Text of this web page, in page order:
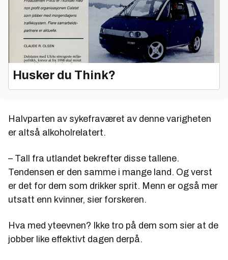
Husker du Think?
Halvparten av sykefraværet av denne varigheten
er altså alkoholrelatert.
– Tall fra utlandet bekrefter disse tallene.
Tendensen er den samme i mange land. Og verst
er det for dem som drikker sprit. Menn er også mer
utsatt enn kvinner, sier forskeren.
Hva med yteevnen? Ikke tro på dem som sier at de
jobber like effektivt dagen derpå.